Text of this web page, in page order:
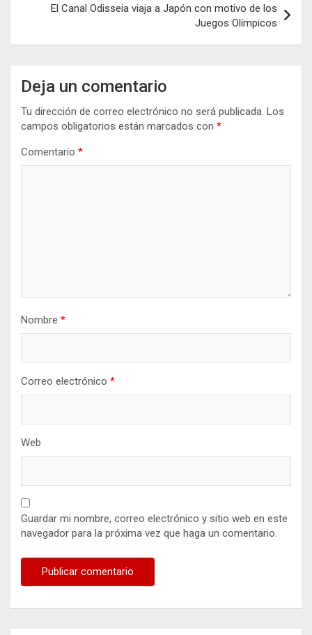
El Canal Odisseia viaja a Japón con motivo de los
Juegos Olímpicos
Deja un comentario
Tu dirección de correo electrónico no será publicada. Los
campos obligatorios están marcados con *
Comentario *
Nombre *
Correo electrónico *
Web
Guardar mi nombre, correo electrónico y sitio web en este
navegador para la próxima vez que haga un comentario.